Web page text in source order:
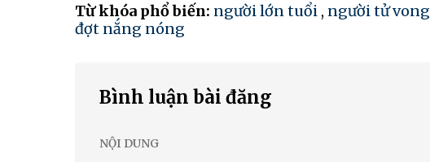
Từ khóa phổ biến: người lớn tuổi , người tử vong
đợt nắng nóng
Bình luận bài đăng